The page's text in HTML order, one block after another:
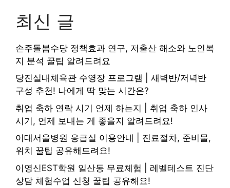
최신 글
손주돌봄수당 정책효과 연구, 저출산 해소와 노인복
지 분석 꿀팁 알려드려요
당진실내체육관 수영장 프로그램 | 새벽반/저녁반
구성 추천! 나에게 딱 맞는 시간은?
취업 축하 연락 시기 언제 하는지 | 취업 축하 인사
시기, 언제 보내는 게 좋을지 알려드려요!
이대서울병원 응급실 이용안내 | 진료절차, 준비물,
위치 꿀팁 공유해드려요!
이영신EST학원 일산동 무료체험 | 레벨테스트 진단
상담 체험수업 신청 꿀팁 공유해요!